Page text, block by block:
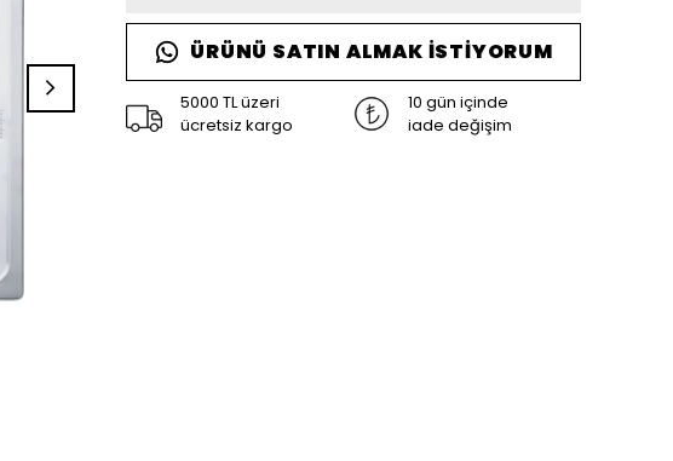
ÜRÜNÜ SATIN ALMAK İSTIYORUM
5000 TL üzeri
ücretsiz kargo
10 gün içinde
iade değişim